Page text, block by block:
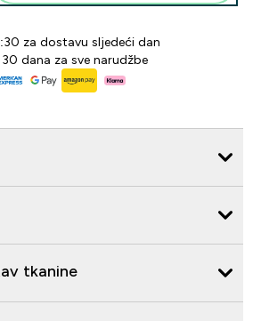
za dostavu sljedeći dan
dana za sve narudžbe
tkanine